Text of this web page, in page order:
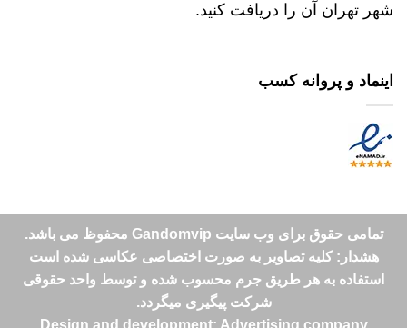
شهر تهران آن را دریافت کنید.
اینماد و پروانه کسب
تمامی حقوق برای وب سایت Gandomvip محفوظ می باشد.
هشدار: کلیه تصاویر به صورت اختصاصی عکاسی شده است
استفاده به هر طریق جرم محسوب شده و توسط واحد حقوقی
شرکت پیگیری میگردد.
Design and development: Advertising company